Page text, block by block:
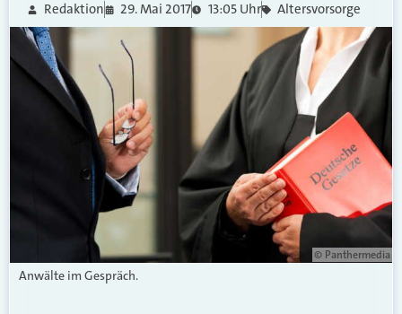
Redaktion 29. Mai 2017 13:05 Uhr Altersvorsorge
© Panthermedia
Anwälte im Gespräch.